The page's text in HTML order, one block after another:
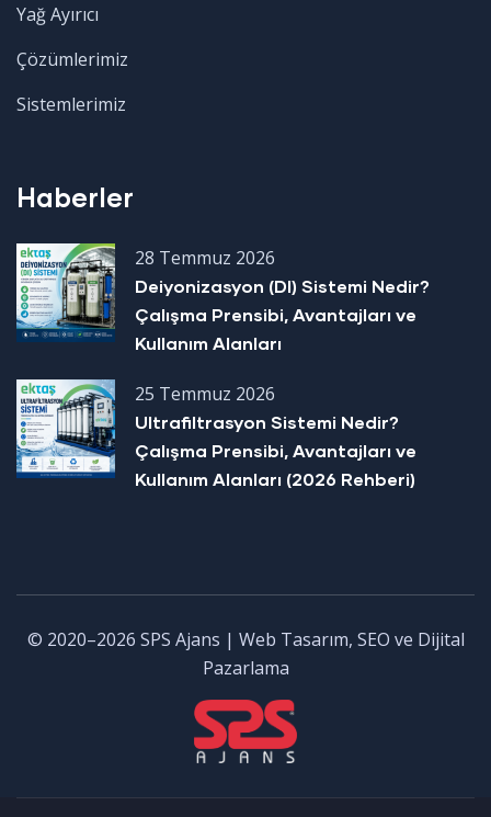
Yağ Ayırıcı
Çözümlerimiz
Sistemlerimiz
Haberler
28 Temmuz 2026
Deiyonizasyon (DI) Sistemi Nedir?
Çalışma Prensibi, Avantajları ve
Kullanım Alanları
25 Temmuz 2026
Ultrafiltrasyon Sistemi Nedir?
Çalışma Prensibi, Avantajları ve
Kullanım Alanları (2026 Rehberi)
© 2020–2026 SPS Ajans | Web Tasarım, SEO ve Dijital
Pazarlama